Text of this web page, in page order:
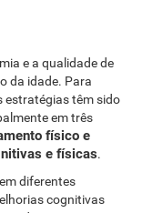
e a qualidade de
da idade. Para
estratégias têm sido
em três
físico e
e físicas.
diferentes
cognitivas